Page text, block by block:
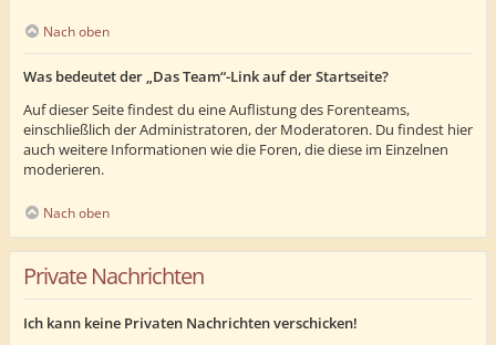
Nach oben
Was bedeutet der „Das Team“-Link auf der Startseite?
Auf dieser Seite findest du eine Auflistung des Forenteams,
einschließlich der Administratoren, der Moderatoren. Du findest hier
auch weitere Informationen wie die Foren, die diese im Einzelnen
moderieren.
Nach oben
Private Nachrichten
Ich kann keine Privaten Nachrichten verschicken!